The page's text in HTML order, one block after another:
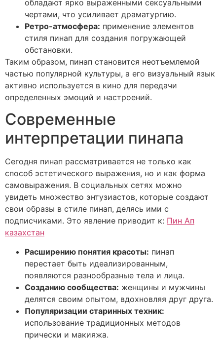
обладают ярко выраженными сексуальными
чертами, что усиливает драматургию.
Ретро-атмосфера: применение элементов
стиля пинап для создания погружающей
обстановки.
Таким образом, пинап становится неотъемлемой
частью популярной культуры, а его визуальный язык
активно используется в кино для передачи
определенных эмоций и настроений.
Современные
интерпретации пинапа
Сегодня пинап рассматривается не только как
способ эстетического выражения, но и как форма
самовыражения. В социальных сетях можно
увидеть множество энтузиастов, которые создают
свои образы в стиле пинап, делясь ими с
подписчиками. Это явление приводит к: Пин Ап
казахстан
Расширению понятия красоты: пинап
перестает быть идеализированным,
появляются разнообразные тела и лица.
Созданию сообщества: женщины и мужчины
делятся своим опытом, вдохновляя друг друга.
Популяризации старинных техник:
использование традиционных методов
прически и макияжа.